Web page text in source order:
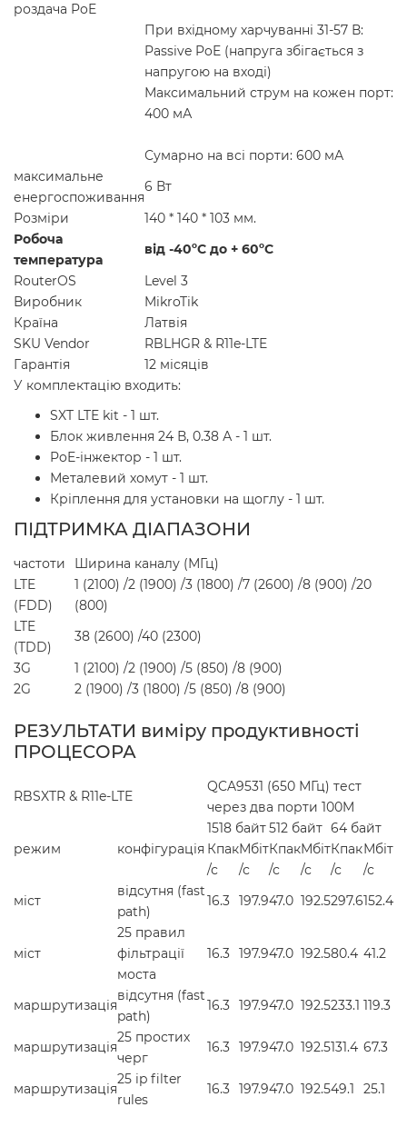
роздача PoE
При вхідному харчуванні 31-57 В:
Passive PoE (напруга збігається з
напругою на вході)
Максимальний струм на кожен порт:
400 мА
Сумарно на всі порти: 600 мА
максимальне
енергоспоживання
6 Вт
Розміри
140 * 140 * 103 мм.
Робоча
температура
від -40ºС до + 60ºС
RouterOS
Level 3
Виробник
MikroTik
Країна
Латвія
SKU Vendor
RBLHGR & R11e-LTE
Гарантія
12 місяців
У комплектацію входить:
SXT LTE kit - 1 шт.
Блок живлення 24 В, 0.38 А - 1 шт.
PoE-інжектор - 1 шт.
Металевий хомут - 1 шт.
Кріплення для установки на щоглу - 1 шт.
ПІДТРИМКА ДІАПАЗОНИ
частоти
Ширина каналу (МГц)
LTE
(FDD)
1 (2100) /2 (1900) /3 (1800) /7 (2600) /8 (900) /20
(800)
LTE
(TDD)
38 (2600) /40 (2300)
3G
1 (2100) /2 (1900) /5 (850) /8 (900)
2G
2 (1900) /3 (1800) /5 (850) /8 (900)
РЕЗУЛЬТАТИ виміру продуктивності
ПРОЦЕСОРА
RBSXTR & R11e-LTE
QCA9531 (650 МГц) тест
через два порти 100M
режим конфігурація
1518 байт512 байт 64 байт
Кпак
/с
Мбіт
/с
Кпак
/с
Мбіт
/с
Кпак
/с
Мбіт
/с
міст
відсутня (fast
path)
16.3 197.947.0 192.5297.6152.4
міст
25 правил
фільтрації
моста
16.3 197.947.0 192.580.4 41.2
маршрутизація
відсутня (fast
path)
16.3 197.947.0 192.5233.1 119.3
маршрутизація
25 простих
черг
16.3 197.947.0 192.5131.4 67.3
маршрутизація
25 ip filter
rules
16.3 197.947.0 192.549.1 25.1